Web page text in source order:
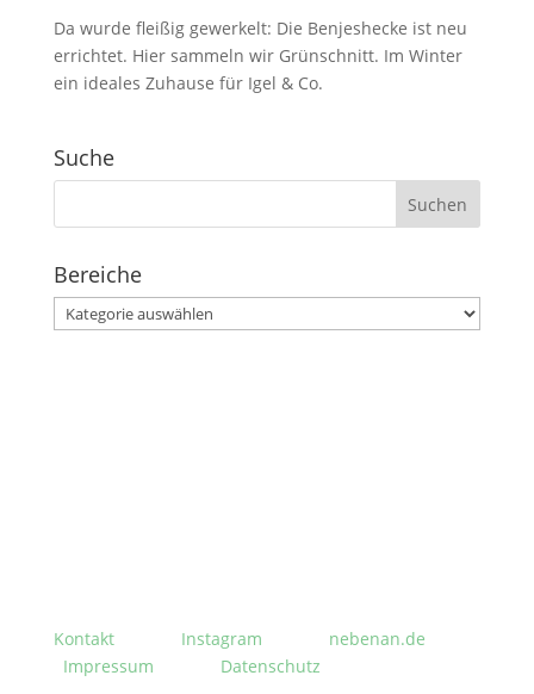
Da wurde fleißig gewerkelt: Die Benjeshecke ist neu
errichtet. Hier sammeln wir Grünschnitt. Im Winter
ein ideales Zuhause für Igel & Co.
Suche
Suchen
Bereiche
Bereiche
Kontakt Instagram
nebenan.de
Impressum
Datenschutz